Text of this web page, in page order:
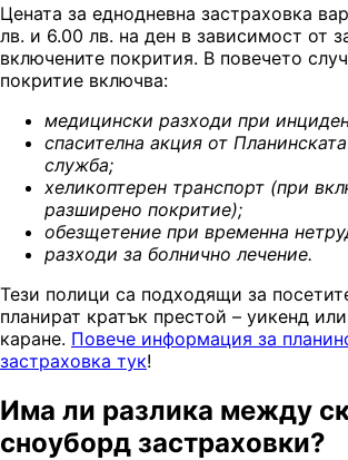
Цената за еднодневна застраховка
лв. и 6.00 лв. на ден в зависимост от
включените покрития. В повечето
покритие включва:
медицински разходи при
спасителна акция от
служба;
хеликоптерен транспорт (при
разширено покритие);
обезщетение при временна
разходи за болнично лечение.
Тези полици са подходящи за
планират кратък престой – уикенд
каране. Повече информация за
застраховка тук!
Има ли разлика между
сноуборд застраховки?